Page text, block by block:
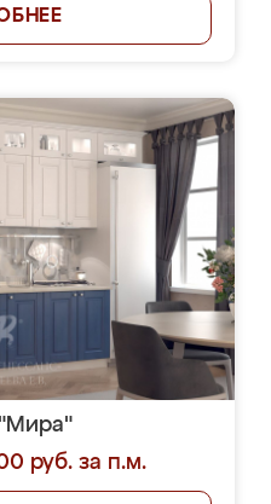
руб. за п.м.